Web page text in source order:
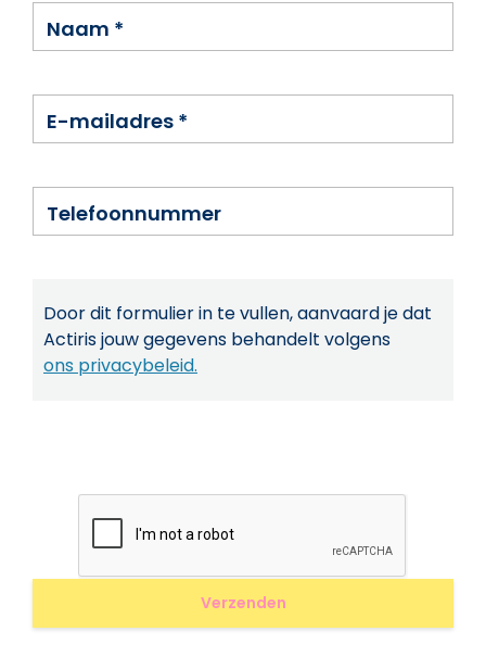
Naam *
E-mailadres *
Telefoonnummer
Door dit formulier in te vullen, aanvaard je dat
Actiris jouw gegevens behandelt volgens
ons privacybeleid.